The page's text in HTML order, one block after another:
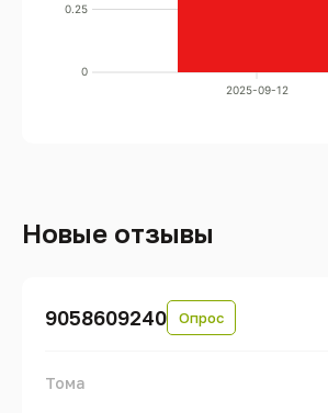
0
0.25
2025-09-12
Новые отзывы
9058609240 Опрос
Тома